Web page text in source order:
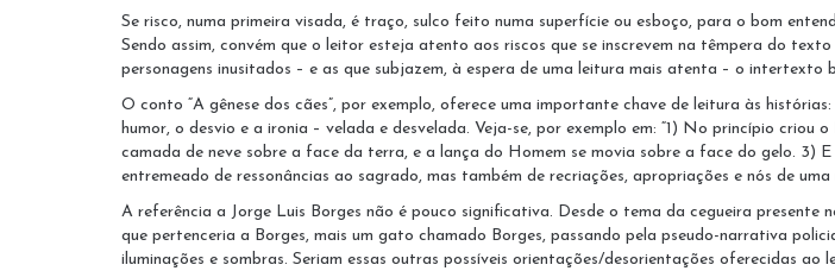
Se risco, numa primeira visada, é traço, sulco feito numa superfície ou esboço, para o bom
Sendo assim, convém que o leitor esteja atento aos riscos que se inscrevem na têmpera do
personagens inusitados – e as que subjazem, à espera de uma leitura mais atenta – o
O conto “A gênese dos cães”, por exemplo, oferece uma importante chave de leitura às
humor, o desvio e a ironia – velada e desvelada. Veja-se, por exemplo em: “1) No princípio
camada de neve sobre a face da terra, e a lança do Homem se movia sobre a face do gelo. 3)
entremeado de ressonâncias ao sagrado, mas também de recriações, apropriações e nós de
A referência a Jorge Luis Borges não é pouco significativa. Desde o tema da cegueira presente
que pertenceria a Borges, mais um gato chamado Borges, passando pela pseudo-narrativa
iluminações e sombras. Seriam essas outras possíveis orientações/desorientações oferecidas